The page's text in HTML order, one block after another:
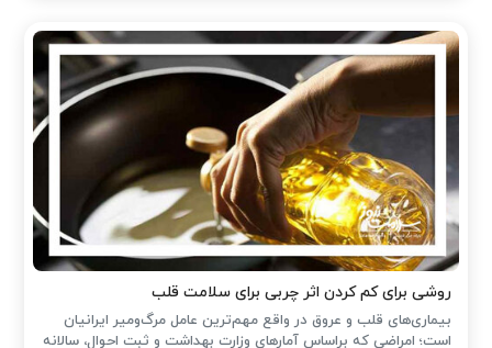
روشی برای کم کردن اثر چربی برای سلامت قلب
بیماری‌های قلب و عروق در واقع مهم‌ترین عامل مرگ‌ومیر ایرانیان
است؛ امراضی که براساس آمارهای وزارت بهداشت و ثبت احوال، سالانه